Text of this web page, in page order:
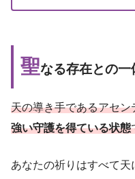
聖なる存在との一
天の導き手であるアセ
強い守護を得ている状態
あなたの祈りはすべて